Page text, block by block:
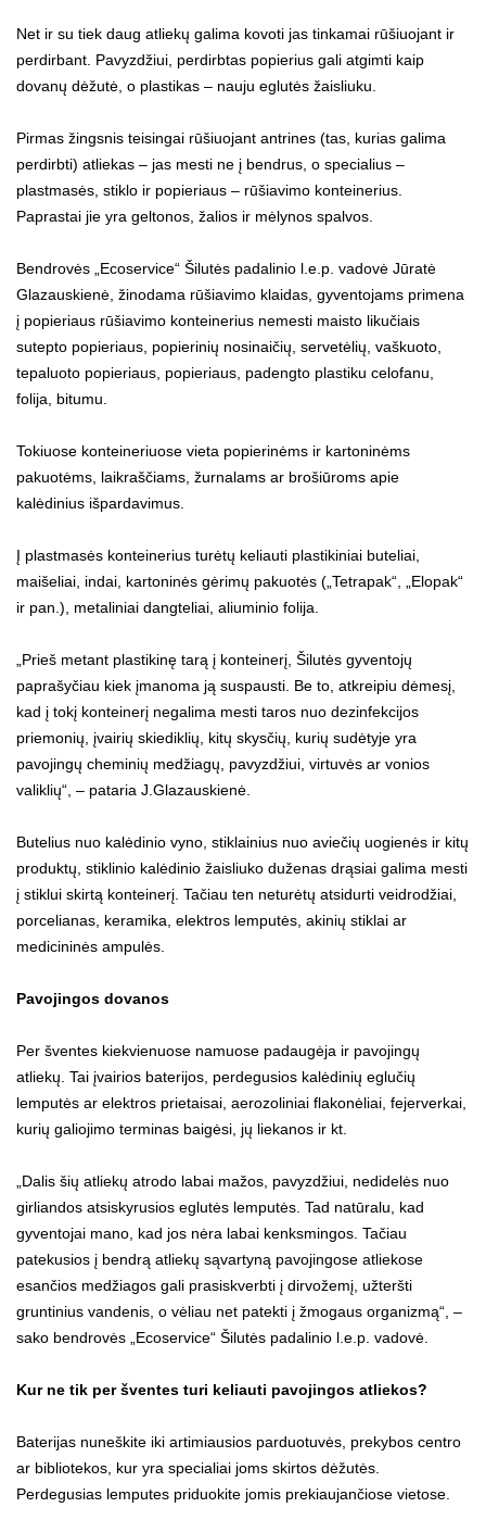
Net ir su tiek daug atliekų galima kovoti jas tinkamai rūšiuojant ir
perdirbant. Pavyzdžiui, perdirbtas popierius gali atgimti kaip
dovanų dėžutė, o plastikas – nauju eglutės žaisliuku.
Pirmas žingsnis teisingai rūšiuojant antrines (tas, kurias galima
perdirbti) atliekas – jas mesti ne į bendrus, o specialius –
plastmasės, stiklo ir popieriaus – rūšiavimo konteinerius.
Paprastai jie yra geltonos, žalios ir mėlynos spalvos.
Bendrovės „Ecoservice“ Šilutės padalinio l.e.p. vadovė Jūratė
Glazauskienė, žinodama rūšiavimo klaidas, gyventojams primena
į popieriaus rūšiavimo konteinerius nemesti maisto likučiais
sutepto popieriaus, popierinių nosinaičių, servetėlių, vaškuoto,
tepaluoto popieriaus, popieriaus, padengto plastiku celofanu,
folija, bitumu.
Tokiuose konteineriuose vieta popierinėms ir kartoninėms
pakuotėms, laikraščiams, žurnalams ar brošiūroms apie
kalėdinius išpardavimus.
Į plastmasės konteinerius turėtų keliauti plastikiniai buteliai,
maišeliai, indai, kartoninės gėrimų pakuotės („Tetrapak“, „Elopak“
ir pan.), metaliniai dangteliai, aliuminio folija.
„Prieš metant plastikinę tarą į konteinerį, Šilutės gyventojų
paprašyčiau kiek įmanoma ją suspausti. Be to, atkreipiu dėmesį,
kad į tokį konteinerį negalima mesti taros nuo dezinfekcijos
priemonių, įvairių skiediklių, kitų skysčių, kurių sudėtyje yra
pavojingų cheminių medžiagų, pavyzdžiui, virtuvės ar vonios
valiklių“, – pataria J.Glazauskienė.
Butelius nuo kalėdinio vyno, stiklainius nuo aviečių uogienės ir kitų
produktų, stiklinio kalėdinio žaisliuko duženas drąsiai galima mesti
į stiklui skirtą konteinerį. Tačiau ten neturėtų atsidurti veidrodžiai,
porcelianas, keramika, elektros lemputės, akinių stiklai ar
medicininės ampulės.
Pavojingos dovanos
Per šventes kiekvienuose namuose padaugėja ir pavojingų
atliekų. Tai įvairios baterijos, perdegusios kalėdinių eglučių
lemputės ar elektros prietaisai, aerozoliniai flakonėliai, fejerverkai,
kurių galiojimo terminas baigėsi, jų liekanos ir kt.
„Dalis šių atliekų atrodo labai mažos, pavyzdžiui, nedidelės nuo
girliandos atsiskyrusios eglutės lemputės. Tad natūralu, kad
gyventojai mano, kad jos nėra labai kenksmingos. Tačiau
patekusios į bendrą atliekų sąvartyną pavojingose atliekose
esančios medžiagos gali prasiskverbti į dirvožemį, užteršti
gruntinius vandenis, o vėliau net patekti į žmogaus organizmą“, –
sako bendrovės „Ecoservice“ Šilutės padalinio l.e.p. vadovė.
Kur ne tik per šventes turi keliauti pavojingos atliekos?
Baterijas nuneškite iki artimiausios parduotuvės, prekybos centro
ar bibliotekos, kur yra specialiai joms skirtos dėžutės.
Perdegusias lemputes priduokite jomis prekiaujančiose vietose.